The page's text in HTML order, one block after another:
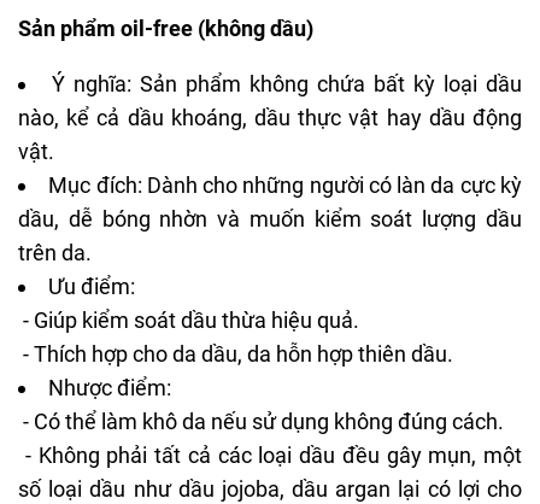
Sản phẩm oil-free (không dầu)
Ý nghĩa: Sản phẩm không chứa bất kỳ loại dầu
nào, kể cả dầu khoáng, dầu thực vật hay dầu động
vật.
Mục đích: Dành cho những người có làn da cực kỳ
dầu, dễ bóng nhờn và muốn kiểm soát lượng dầu
trên da.
Ưu điểm:
- Giúp kiểm soát dầu thừa hiệu quả.
- Thích hợp cho da dầu, da hỗn hợp thiên dầu.
Nhược điểm:
- Có thể làm khô da nếu sử dụng không đúng cách.
- Không phải tất cả các loại dầu đều gây mụn, một
số loại dầu như dầu jojoba, dầu argan lại có lợi cho